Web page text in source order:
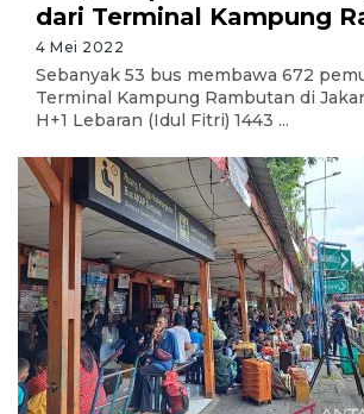
dari Terminal Kampung
4 Mei 2022
Sebanyak 53 bus membawa 672
Terminal Kampung Rambutan di
H+1 Lebaran (Idul Fitri) 1443 ...